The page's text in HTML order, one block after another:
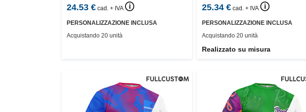
24.53 € cad. + IVA 🛈
PERSONALIZZAZIONE INCLUSA
Acquistando 20 unità
25.34€ cad. + IVA 🛈
PERSONALIZZAZIONE INCLUSA
Acquistando 20 unità
Realizzato su misura